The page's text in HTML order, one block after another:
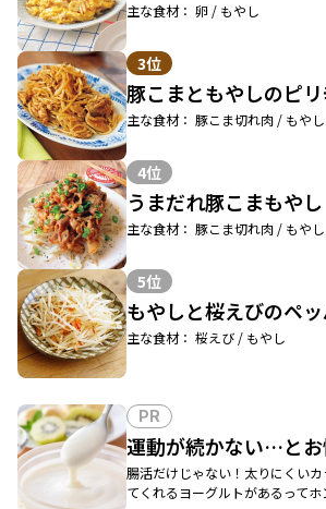
主な食材： 卵 / もやし
3位
豚こまともやしのピ
主な食材： 豚こま切れ肉 / もやし
4位
うまだれ豚こまもやし
主な食材： 豚こま切れ肉 / もやし
5位
もやしと桜えびのペ
主な食材： 桜えび / もやし
PR
運動が続かない…と
腸活だけじゃない！太りにくい
てくれるヨーグルトがあるってホ